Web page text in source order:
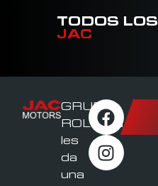
TODOS
JAC
GRUPO
ROLDAN
les
da
una